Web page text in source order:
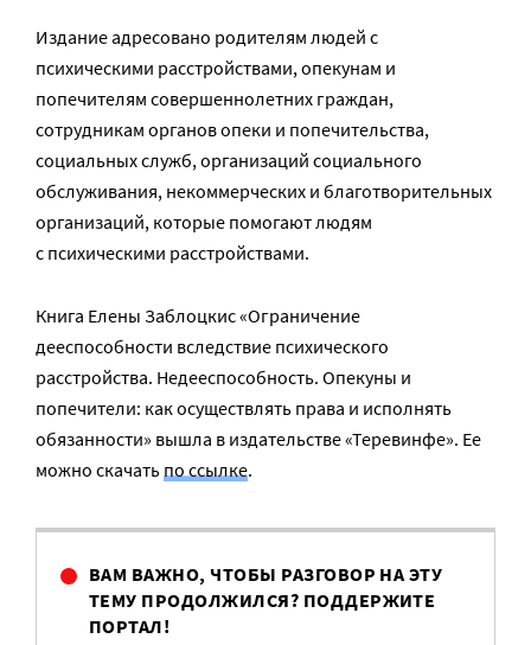
Издание адресовано родителям людей с
психическими расстройствами, опекунам и
попечителям совершеннолетних граждан,
сотрудникам органов опеки и попечительства,
социальных служб, организаций социального
обслуживания, некоммерческих и благотворительных
организаций, которые помогают людям
с психическими расстройствами.
Книга Елены Заблоцкис «Ограничение
дееспособности вследствие психического
расстройства. Недееспособность. Опекуны и
попечители: как осуществлять права и исполнять
обязанности» вышла в издательстве «Теревинфе». Ее
можно скачатьпо ссылке.
ВАМ ВАЖНО, ЧТОБЫ РАЗГОВОР НА ЭТУ
ТЕМУ ПРОДОЛЖИЛСЯ? ПОДДЕРЖИТЕ
ПОРТАЛ!